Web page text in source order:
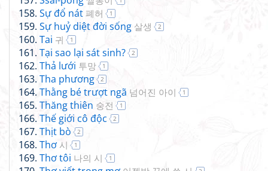
Sự đổ nát 폐허 1
Sự huỷ diệt đời sống 살생 2
Tai 귀 1
Tại sao lại sát sinh? 2
Thả lưới 투망 1
Tha phương 2
Thằng bé trượt ngã 넘어진 아이 1
Thăng thiên 숭전 1
Thế giới cô độc 2
Thịt bò 2
Thơ 시 1
Thơ tôi 나의 시 1